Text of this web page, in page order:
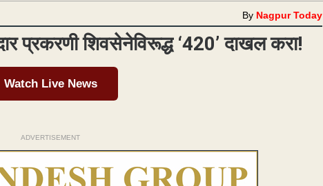
By Nagpur Today
प्रकरणी शिवसेनेविरूद्ध ‘420’ दाखल करा!
Watch Live News
ADVERTISEMENT